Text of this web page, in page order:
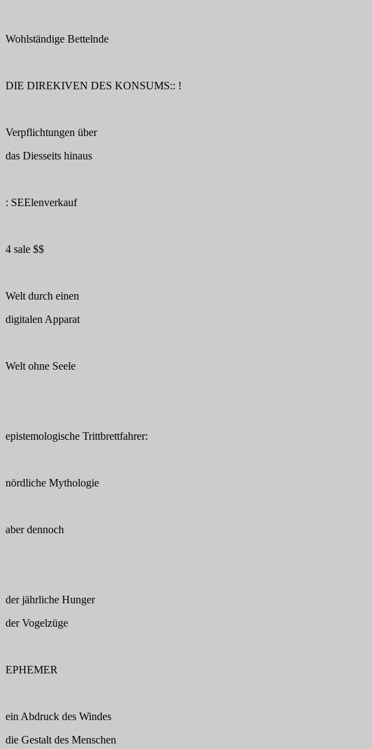
Wohlständige Bettelnde
DIE DIREKIVEN DES KONSUMS:: !
Verpflichtungen über
das Diesseits hinaus
: SEElenverkauf
4 sale $$
Welt durch einen
digitalen Apparat
Welt ohne Seele
epistemologische Trittbrettfahrer:
nördliche Mythologie
aber dennoch
der jährliche Hunger
der Vogelzüge
EPHEMER
ein Abdruck des Windes
die Gestalt des Menschen